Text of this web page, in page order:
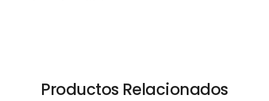
Productos Relacionados